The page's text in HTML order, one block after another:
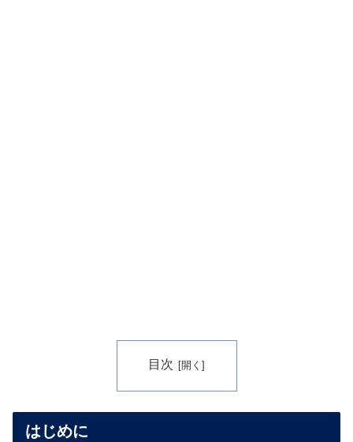
目次
はじめに